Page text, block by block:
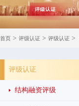
首页 > 评级认证 > 评级认证 >
评级认证
结构融资评级